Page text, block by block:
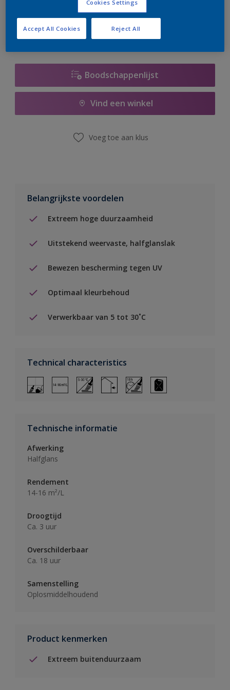
er hard aan om de voorraad aan te vullen.
Boodschappenlijst
Vind een winkel
Voeg toe aan klus
Belangrijkste voordelen
Extreem hoge duurzaamheid
Uitstekend weervaste, halfglanslak
Bewezen bescherming tegen UV
Optimaal kleurbehoud
Verwerkbaar van 5 tot 30˚C
Technical characteristics
Technische informatie
Afwerking
Halfglans
Rendement
14-16 m²/L
Droogtijd
Ca. 3 uur
Overschilderbaar
Ca. 18 uur
Samenstelling
Oplosmiddelhoudend
Product kenmerken
Extreem buitenduurzaam
Cookies Settings
Reject All
Accept All Cookies